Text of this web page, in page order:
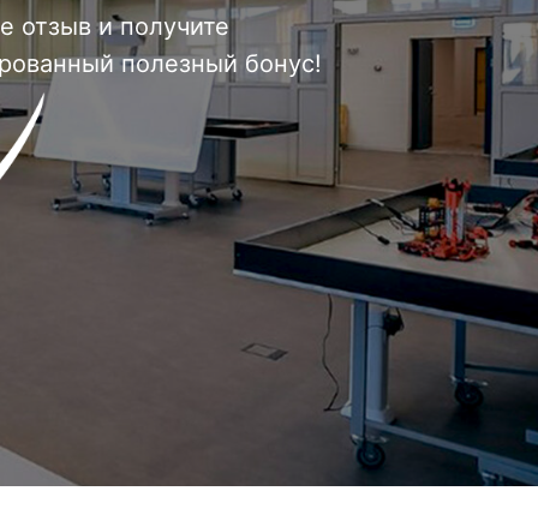
отзыв и получите
полезный бонус!